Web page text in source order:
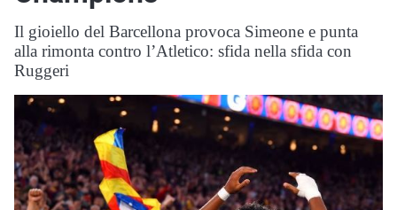
Il gioiello del Barcellona provoca Simeone e punta
alla rimonta contro l’Atletico: sfida nella sfida con
Ruggeri